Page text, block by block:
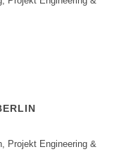
Projekt Engineering &